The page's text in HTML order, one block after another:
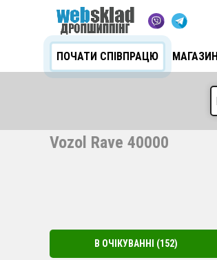
ПОЧАТИ СПІВПРАЦЮ МАГАЗИН
Vozol Rave 40000
В ОЧІКУВАННІ (152)